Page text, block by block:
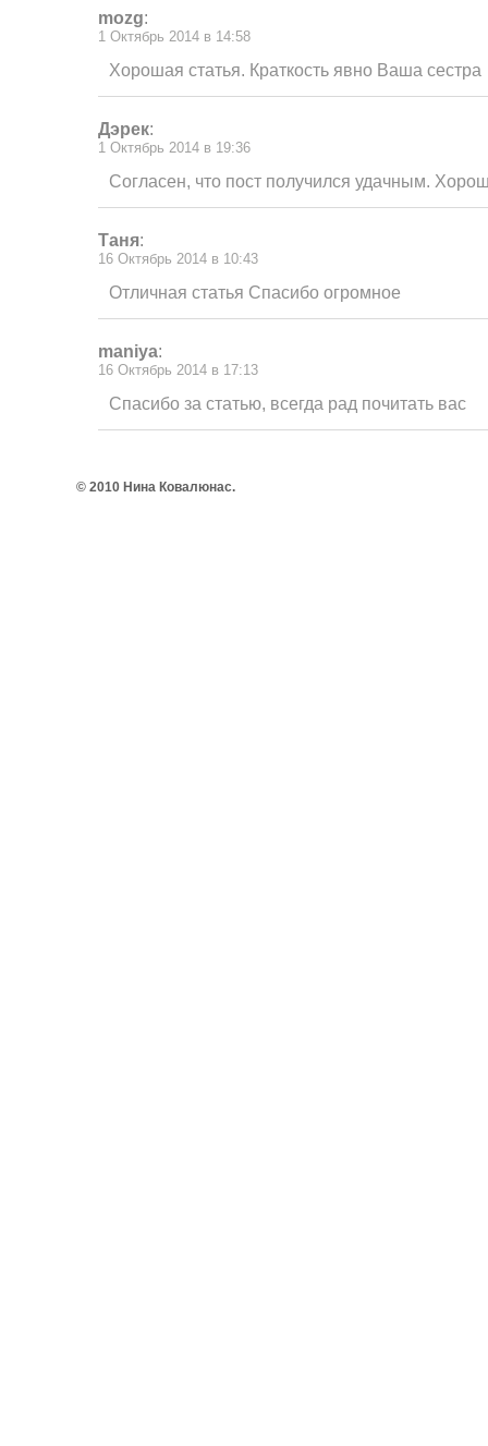
mozg:
1 Октябрь 2014 в 14:58
Хорошая статья. Краткость явно Ваша сестра
Дэрек:
1 Октябрь 2014 в 19:36
Согласен, что пост получился удачным.
Таня:
16 Октябрь 2014 в 10:43
Отличная статья Спасибо огромное
maniya:
16 Октябрь 2014 в 17:13
Спасибо за статью, всегда рад почитать вас
© 2010 Нина Ковалюнас.